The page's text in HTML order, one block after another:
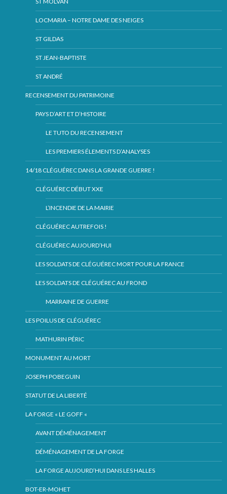
LOCMARIA – NOTRE DAME DES NEIGES
ST GILDAS
ST JEAN-BAPTISTE
ST ANDRÉ
RECENSEMENT DU PATRIMOINE
PAYS D’ART ET D’HISTOIRE
LE TUTO DU RECENSEMENT
LES PREMIERS ÉLEMENTS D’ANALYSES
14/18 CLÉGUÉREC DANS LA GRANDE GUERRE !
CLÉGUÉREC DÉBUT XXE
L’INCENDIE DE LA MAIRIE
CLÉGUÉREC AUTREFOIS !
CLÉGUÉREC AUJOURD’HUI
LES SOLDATS DE CLÉGUÉREC MORT POUR LA FRANCE
LES SOLDATS DE CLÉGUÉREC AU FROND
MARRAINE DE GUERRE
LES POILUS DE CLÉGUÉREC
MATHURIN PÉRIC
MONUMENT AU MORT
JOSEPH POBEGUIN
STATUT DE LA LIBERTÉ
LA FORGE « LE GOFF «
AVANT DÉMÉNAGEMENT
DÉMÉNAGEMENT DE LA FORGE
LA FORGE AUJOURD’HUI DANS LES HALLES
BOT-ER-MOHET